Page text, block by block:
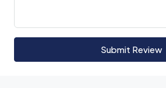
Submit Review